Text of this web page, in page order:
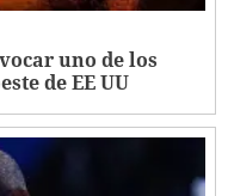
uno de los
de EE UU